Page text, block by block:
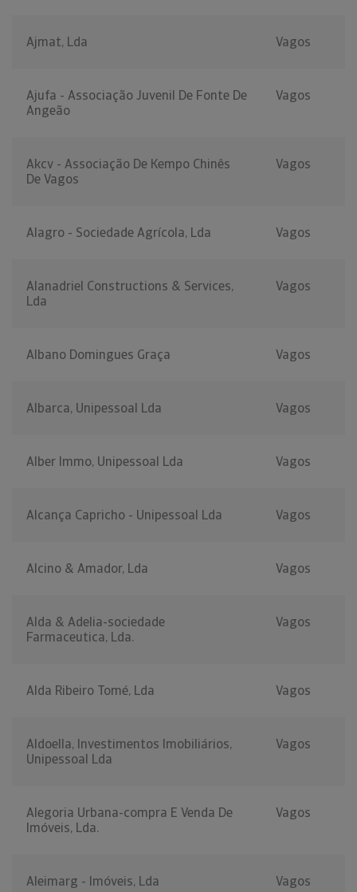
Ajmat, Lda Vagos
Ajufa - Associação Juvenil De Fonte De
Angeão
Vagos
Akcv - Associação De Kempo Chinês
De Vagos
Vagos
Alagro - Sociedade Agrícola, Lda Vagos
Alanadriel Constructions & Services,
Lda
Vagos
Albano Domingues Graça Vagos
Albarca, Unipessoal Lda Vagos
Alber Immo, Unipessoal Lda Vagos
Alcança Capricho - Unipessoal Lda Vagos
Alcino & Amador, Lda Vagos
Alda & Adelia-sociedade
Farmaceutica, Lda.
Vagos
Alda Ribeiro Tomé, Lda Vagos
Aldoella, Investimentos Imobiliários,
Unipessoal Lda
Vagos
Alegoria Urbana-compra E Venda De
Imóveis, Lda.
Vagos
Aleimarg - Imóveis, Lda Vagos